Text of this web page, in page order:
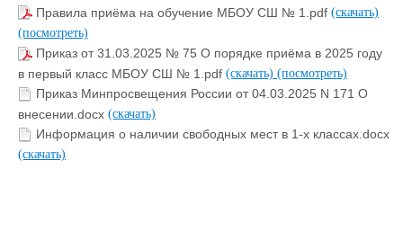
Правила приёма на обучение МБОУ СШ № 1.pdf (скачать)
(посмотреть)
Приказ от 31.03.2025 № 75 О порядке приёма в 2025 году
в первый класс МБОУ СШ № 1.pdf (скачать) (посмотреть)
Приказ Минпросвещения России от 04.03.2025 N 171 О
внесении.docx (скачать)
Информация о наличии свободных мест в 1-х классах.docx
(скачать)